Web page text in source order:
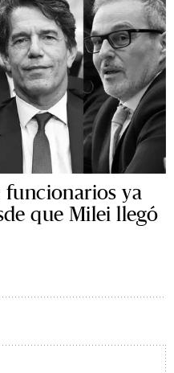
funcionarios ya
que Milei llegó